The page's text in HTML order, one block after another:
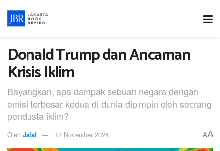
Donald Trump dan Ancaman
Krisis Iklim
Bayangkan, apa dampak sebuah negara dengan
emisi terbesar kedua di dunia dipimpin oleh seorang
pendusta iklim?
Oleh Jalal 12 November 2024 AA